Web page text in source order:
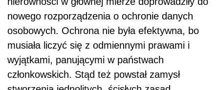
nowego rozporządzenia o ochronie danych
osobowych. Ochrona nie była efektywna, bo
musiała liczyć się z odmiennymi prawami i
wyjątkami, panującymi w państwach
członkowskich. Stąd też powstał zamysł